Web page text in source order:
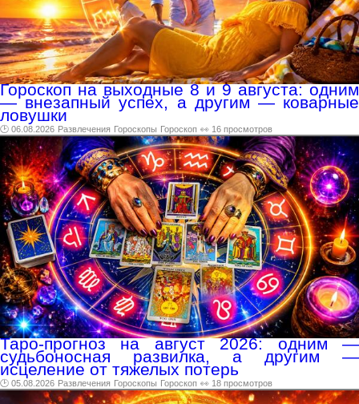
Гороскоп на выходные 8 и 9 августа: одним
— внезапный успех, а другим — коварные
ловушки
🕑 06.08.2026 Развлечения Гороскопы Гороскоп 👀 16 просмотров
Таро-прогноз на август 2026: одним —
судьбоносная развилка, а другим —
исцеление от тяжелых потерь
🕑 05.08.2026 Развлечения Гороскопы Гороскоп 👀 18 просмотров